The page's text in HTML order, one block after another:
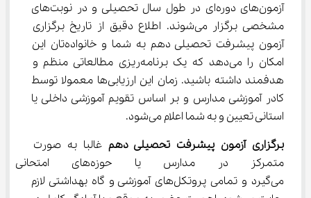
آزمون‌های دوره‌ای در طول سال تحصیلی و در نوبت‌های
مشخصی برگزار می‌شوند. اطلاع دقیق از تاریخ برگزاری
آزمون پیشرفت تحصیلی دهم به شما و خانواده‌تان این
امکان را می‌دهد که یک برنامه‌ریزی مطالعاتی منظم و
هدفمند داشته باشید. زمان این ارزیابی‌ها معمولا توسط
کادر آموزشی مدارس و بر اساس تقویم آموزشی داخلی یا
استانی تعیین و به شما اعلام می‌شود.
برگزاری آزمون پیشرفت تحصیلی دهم غالبا به صورت
متمرکز در مدارس یا
می‌گیرد و تمامی پروتکل‌های آموزشی و گاه بهداشتی لازم